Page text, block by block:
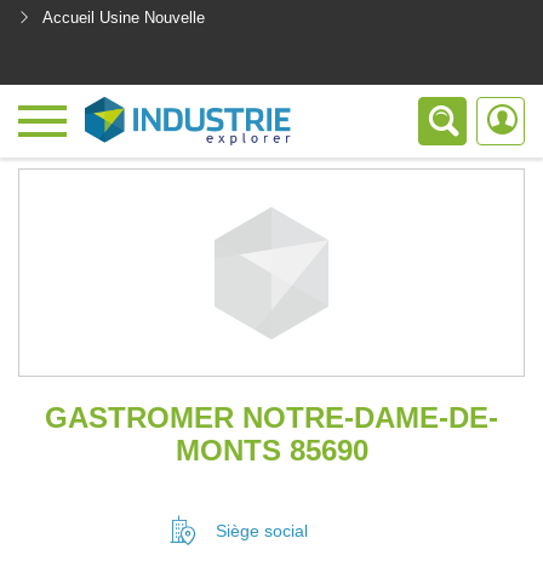
Accueil Usine Nouvelle
GASTROMER NOTRE-DAME-DE-
MONTS 85690
Siège social